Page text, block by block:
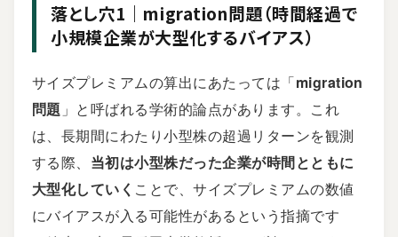
落とし穴1｜migration問題（時間経過で
小規模企業が大型化するバイアス）
サイズプレミアムの算出にあたっては「migration
問題 」と呼ばれる学術的論点があります。これ
は、長期間にわたり小型株の超過リターンを観測
する際、 当初は小型株だった企業が時間とともに
大型化していく ことで、サイズプレミアムの数値
にバイアスが入る可能性があるという指摘です